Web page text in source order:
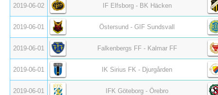
2019-06-02 IF Elfsborg - BK Häcken
2019-06-01 Östersund - GIF Sundsvall
2019-06-01 Falkenbergs FF - Kalmar FF
2019-06-01 IK Sirius FK - Djurgården
2019-06-01 IFK Göteborg - Örebro